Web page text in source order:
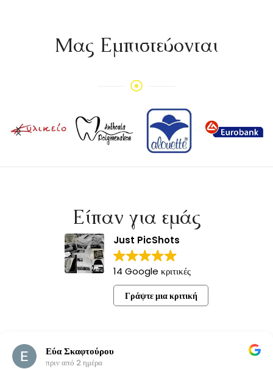
Mας Εμπιστεύονται
Είπαν για εμάς
Just PicShots
14 Google κριτικές
Γράψτε μια κριτική
Εύα Σκαφτούρου
πριν από 2 ημέρα